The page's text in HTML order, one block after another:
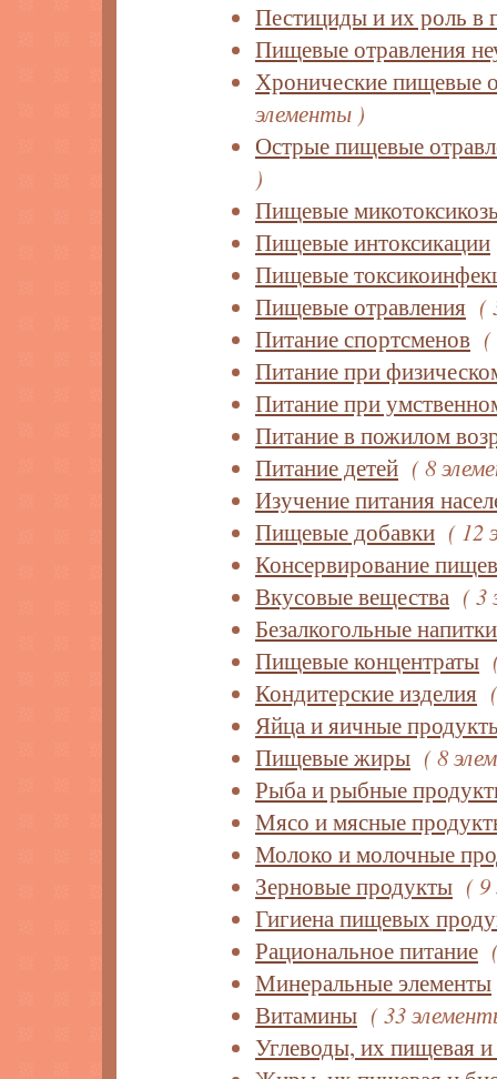
Пестициды и их роль в
Пищевые отравления
Хронические пищевые
элементы )
Острые пищевые
)
Пищевые
Пищевые интоксикации
Пищевые
Пищевые отравления (
Питание спортсменов
Питание при
Питание при
Питание в пожилом
Питание детей ( 8
Изучение питания
Пищевые добавки ( 12
Консервирование
Вкусовые вещества ( 3
Безалкогольные напитки
Пищевые концентраты
Кондитерские изделия
Яйца и яичные
Пищевые жиры ( 8
Рыба и рыбные
Мясо и мясные
Молоко и молочные
Зерновые продукты (
Гигиена пищевых
Рациональное питание
Минеральные элементы
Витамины ( 33
Углеводы, их пищевая